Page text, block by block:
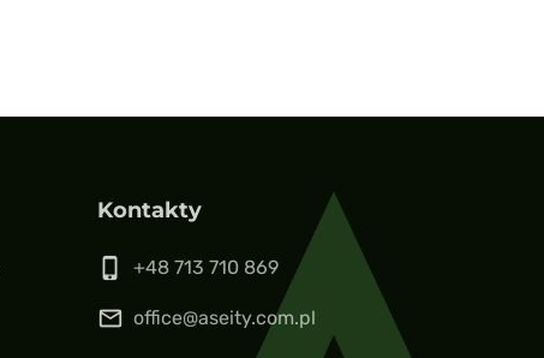
Kontakty
phone_iphone +48 713 710 869
mail_outline office@aseity.com.pl